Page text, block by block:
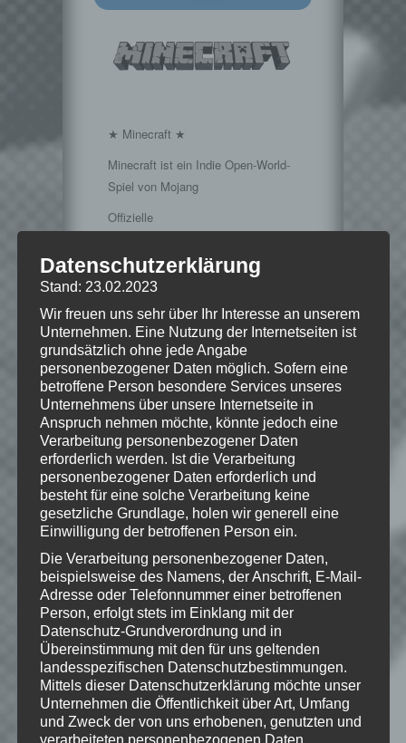
★ Minecraft ★
Minecraft ist ein Indie Open-World-
Spiel von Mojang
Offizielle
Hinweise
Wenn Dir das Spiel gefällt,
unterstütze bitte die Entwickler und
kaufe Dir das Spiel im Original!
Mojang:https://minecraft.net/
© 2009- "Minecraft" is a trademark of
Mojang AB
Wie gefällt dir dieser Beitrag?
Klicke hier und lasse
eine Bewertung da!
Datenschutzerklärung
Stand: 23.02.2023
Wir freuen uns sehr über Ihr Interesse an unserem
Unternehmen. Eine Nutzung der Internetseiten ist
grundsätzlich ohne jede Angabe
personenbezogener Daten möglich. Sofern eine
betroffene Person besondere Services unseres
Unternehmens über unsere Internetseite in
Anspruch nehmen möchte, könnte jedoch eine
Verarbeitung personenbezogener Daten
erforderlich werden. Ist die Verarbeitung
personenbezogener Daten erforderlich und
besteht für eine solche Verarbeitung keine
gesetzliche Grundlage, holen wir generell eine
Einwilligung der betroffenen Person ein.
Die Verarbeitung personenbezogener Daten,
beispielsweise des Namens, der Anschrift, E-Mail-
Adresse oder Telefonnummer einer betroffenen
Person, erfolgt stets im Einklang mit der
Datenschutz-Grundverordnung und in
Übereinstimmung mit den für uns geltenden
landesspezifischen Datenschutzbestimmungen.
Mittels dieser Datenschutzerklärung möchte unser
Unternehmen die Öffentlichkeit über Art, Umfang
und Zweck der von uns erhobenen, genutzten und
verarbeiteten personenbezogenen Daten